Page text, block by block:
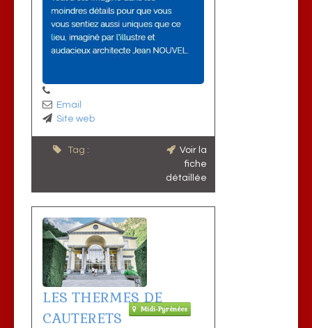
Email
Site web
Tag :
Voir la
fiche
détaillée
LES THERMES DE
CAUTERETS
Midi-Pyrénées